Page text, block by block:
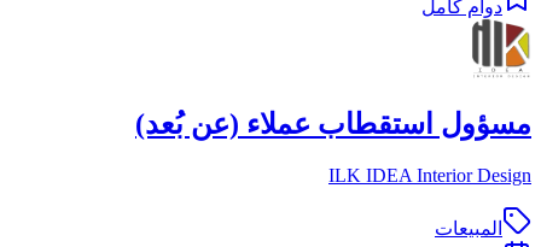
دوام كامل
مسؤول استقطاب عملاء (عن بُعد)
ILK IDEA Interior Design
المبيعات